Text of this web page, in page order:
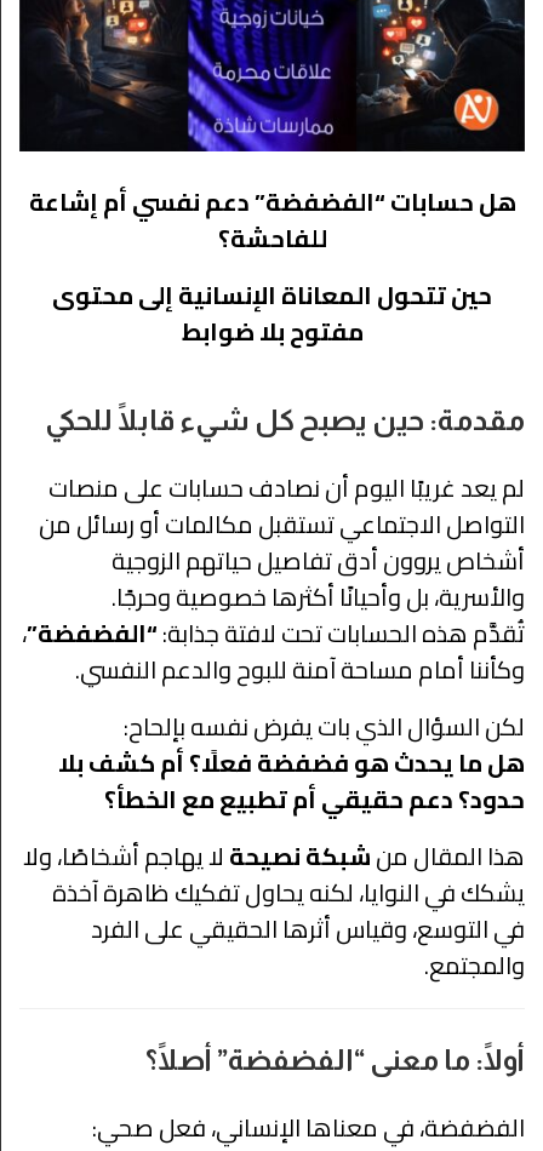
هل حسابات “الفضفضة” دعم نفسي أم إشاعة
للفاحشة؟
حين تتحول المعاناة الإنسانية إلى محتوى
مفتوح بلا ضوابط
مقدمة: حين يصبح كل شيء قابلًا للحكي
لم يعد غريبًا اليوم أن نصادف حسابات على منصات
التواصل الاجتماعي تستقبل مكالمات أو رسائل من
أشخاص يروون أدق تفاصيل حياتهم الزوجية
والأسرية، بل وأحيانًا أكثرها خصوصية وحرجًا.
تُقدَّم هذه الحسابات تحت لافتة جذابة:“الفضفضة”،
وكأننا أمام مساحة آمنة للبوح والدعم النفسي.
لكن السؤال الذي بات يفرض نفسه بإلحاح:
هل ما يحدث هو فضفضة فعلًا؟ أم كشف بلا
حدود؟ دعم حقيقي أم تطبيع مع الخطأ؟
هذا المقال منشبكة نصيحةلا يهاجم أشخاصًا، ولا
يشكك في النوايا، لكنه يحاول تفكيك ظاهرة آخذة
في التوسع، وقياس أثرها الحقيقي على الفرد
والمجتمع.
أولًا: ما معنى “الفضفضة” أصلًا؟
الفضفضة، في معناها الإنساني، فعل صحي: